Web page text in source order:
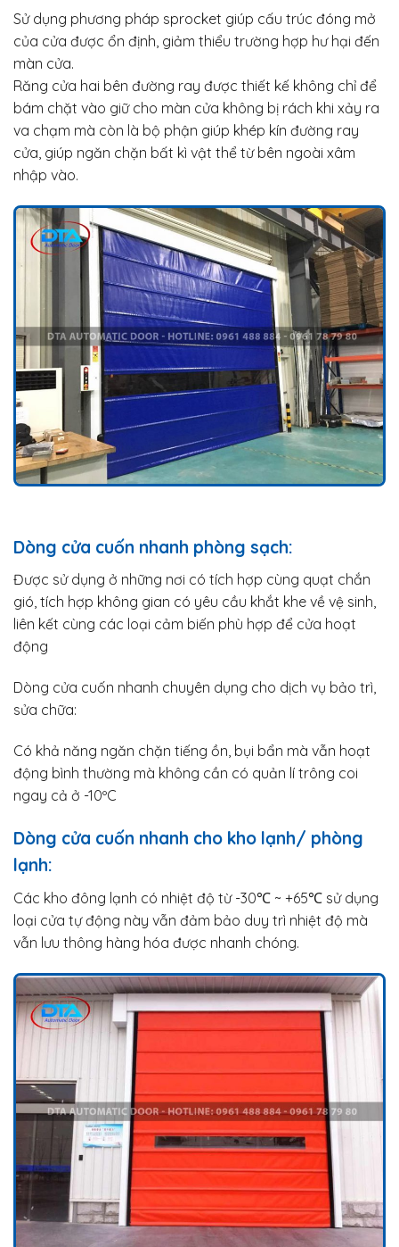
Sử dụng phương pháp sprocket giúp cấu trúc đóng mở
của cửa được ổn định, giảm thiểu trường hợp hư hại đến
màn cửa.
Răng cửa hai bên đường ray được thiết kế không chỉ để
bám chặt vào giữ cho màn cửa không bị rách khi xảy ra
va chạm mà còn là bộ phận giúp khép kín đường ray
cửa, giúp ngăn chặn bất kì vật thể từ bên ngoài xâm
nhập vào.
Dòng cửa cuốn nhanh phòng sạch:
Được sử dụng ở những nơi có tích hợp cùng quạt chắn
gió, tích hợp không gian có yêu cầu khắt khe về vệ sinh,
liên kết cùng các loại cảm biến phù hợp để cửa hoạt
động
Dòng cửa cuốn nhanh chuyên dụng cho dịch vụ bảo trì,
sửa chữa:
Có khả năng ngăn chặn tiếng ồn, bụi bẩn mà vẫn hoạt
động bình thường mà không cần có quản lí trông coi
ngay cả ở -10ºC
Dòng cửa cuốn nhanh cho kho lạnh/ phòng
lạnh:
Các kho đông lạnh có nhiệt độ từ -30℃ ~ +65℃ sử dụng
loại cửa tự động này vẫn đảm bảo duy trì nhiệt độ mà
vẫn lưu thông hàng hóa được nhanh chóng.